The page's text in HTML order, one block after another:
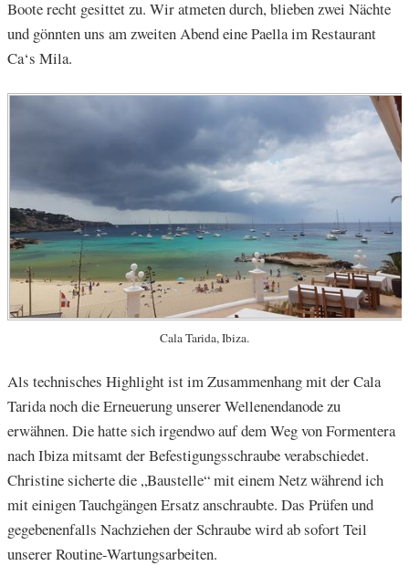
Boote recht gesittet zu. Wir atmeten durch, blieben zwei Nächte
und gönnten uns am zweiten Abend eine Paella im Restaurant
Ca‘s Mila.
Cala Tarida, Ibiza.
Als technisches Highlight ist im Zusammenhang mit der Cala
Tarida noch die Erneuerung unserer Wellenendanode zu
erwähnen. Die hatte sich irgendwo auf dem Weg von Formentera
nach Ibiza mitsamt der Befestigungsschraube verabschiedet.
Christine sicherte die „Baustelle“ mit einem Netz während ich
mit einigen Tauchgängen Ersatz anschraubte. Das Prüfen und
gegebenenfalls Nachziehen der Schraube wird ab sofort Teil
unserer Routine-Wartungsarbeiten.